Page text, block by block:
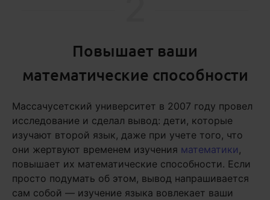
Повышает ваши
математические способности
Массачусетский университет в 2007 году провел
исследование и сделал вывод: дети, которые
изучают второй язык, даже при учете того, что
они жертвуют временем изучения математики ,
повышает их математические способности. Если
просто подумать об этом, вывод напрашивается
сам собой — изучение языка вовлекает ваши